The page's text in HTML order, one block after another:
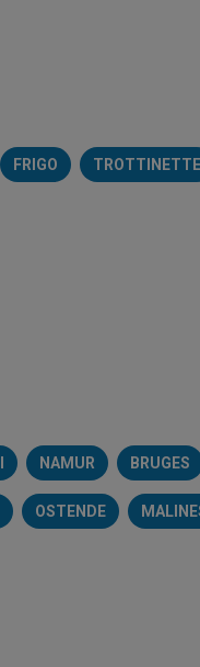
FRIGO TROTTINETTE
NAMUR BRUGES
OSTENDE